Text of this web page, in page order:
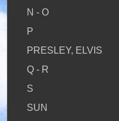
N - O
P
PRESLEY, ELVIS
Q - R
S
SUN